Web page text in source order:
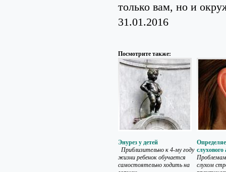
только вам, но и
31.01.2016
Посмотрите также:
Энурез у детей
Приблизительно к 4-му году
жизни ребенок обучается
самостоятельно ходить на
слухом